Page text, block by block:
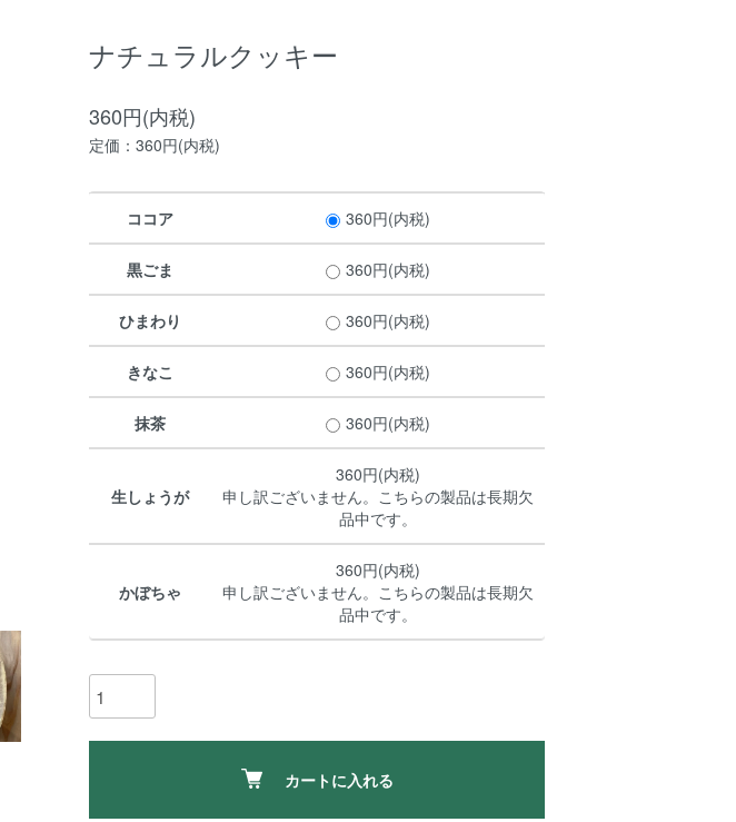
ナチュラルクッキー
360円(内税)
定価：360円(内税)
ココア 360円(内税)
黒ごま 360円(内税)
ひまわり 360円(内税)
きなこ 360円(内税)
抹茶 360円(内税)
生しょうが
360円(内税)
申し訳ございません。こちらの製品は長期欠
品中です。
かぼちゃ
360円(内税)
申し訳ございません。こちらの製品は長期欠
品中です。
カートに入れる